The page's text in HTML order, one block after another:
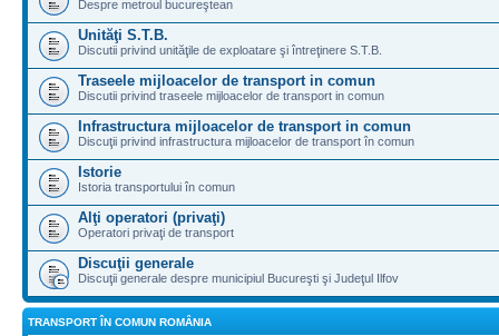
Despre metroul bucureştean
Unităţi S.T.B.
Discutii privind unităţile de exploatare şi întreţinere S.T.B.
Traseele mijloacelor de transport in comun
Discutii privind traseele mijloacelor de transport in comun
Infrastructura mijloacelor de transport in comun
Discuţii privind infrastructura mijloacelor de transport în comun
Istorie
Istoria transportului în comun
Alţi operatori (privaţi)
Operatori privaţi de transport
Discuţii generale
Discuţii generale despre municipiul Bucureşti şi Judeţul Ilfov
TRANSPORT ÎN COMUN ROMÂNIA